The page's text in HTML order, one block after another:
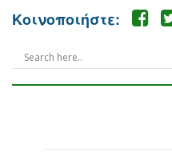
Κοινοποιήστε: